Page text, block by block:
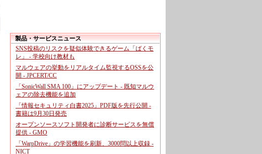
製品・サービスニュース
SNS投稿のリスクを疑似体験できるゲーム「ばくモ
レ」 - 学校向け教材も
マルウェアの挙動をリアルタイム監視するOSSを公
開 - JPCERT/CC
「SonicWall SMA 100」にアップデート - 既知マルウ
ェアの除去機能を追加
「情報セキュリティ白書2025」PDF版を先行公開 -
書籍は9月30日発売
オープンソースソフト開発者に診断サービスを無償
提供 - GMO
「WarpDrive」の学習機能を刷新、3000問以上収録 -
NICT